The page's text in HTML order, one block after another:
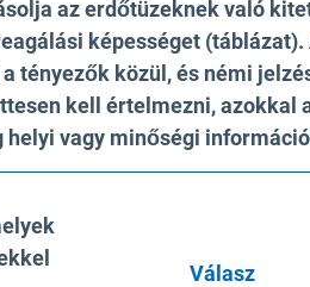
az erdőtüzeknek való
képességet
tényezők közül, és némi
kell értelmezni, azokkal
helyi vagy minőségi
Válasz